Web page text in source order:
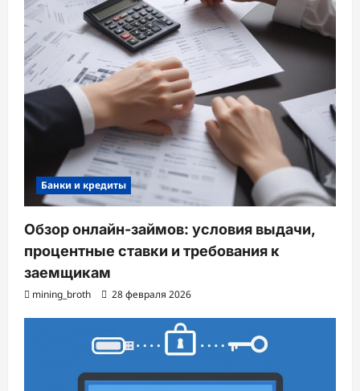
Банки и кредиты
Обзор онлайн-займов: условия выдачи,
процентные ставки и требования к
заемщикам
mining_broth 28 февраля 2026